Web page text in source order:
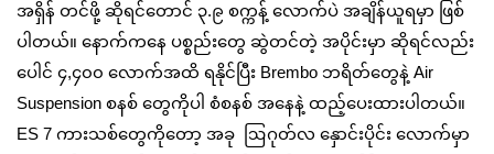
အရှိန် တင်ဖို့ ဆိုရင်တောင် ၃.၉ စက္ကန့် လောက်ပဲ အချိန်ယူရမှာ ဖြစ်
ပါတယ်။ နောက်ကနေ ပစ္စည်းတွေ ဆွဲတင်တဲ့ အပိုင်းမှာ ဆိုရင်လည်း
ပေါင် ၄,၄၀၀ လောက်အထိ ရနိုင်ပြီး Brembo ဘရိတ်‌တွေနဲ့ Air
Suspension စနစ် တွေကိုပါ စံစနစ် အနေနဲ့ ထည့်ပေးထားပါတယ်။
ES 7 ကားသစ်တွေကိုတော့ အခု ဩဂုတ်လ နှောင်းပိုင်း လောက်မှာ